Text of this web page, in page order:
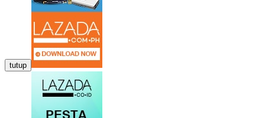
tutup